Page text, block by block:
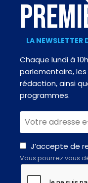
LA NEWSLETTER
Chaque lundi à
parlementaire,
rédaction, ainsi
programmes.
J’accepte de
Vous pourrez vous